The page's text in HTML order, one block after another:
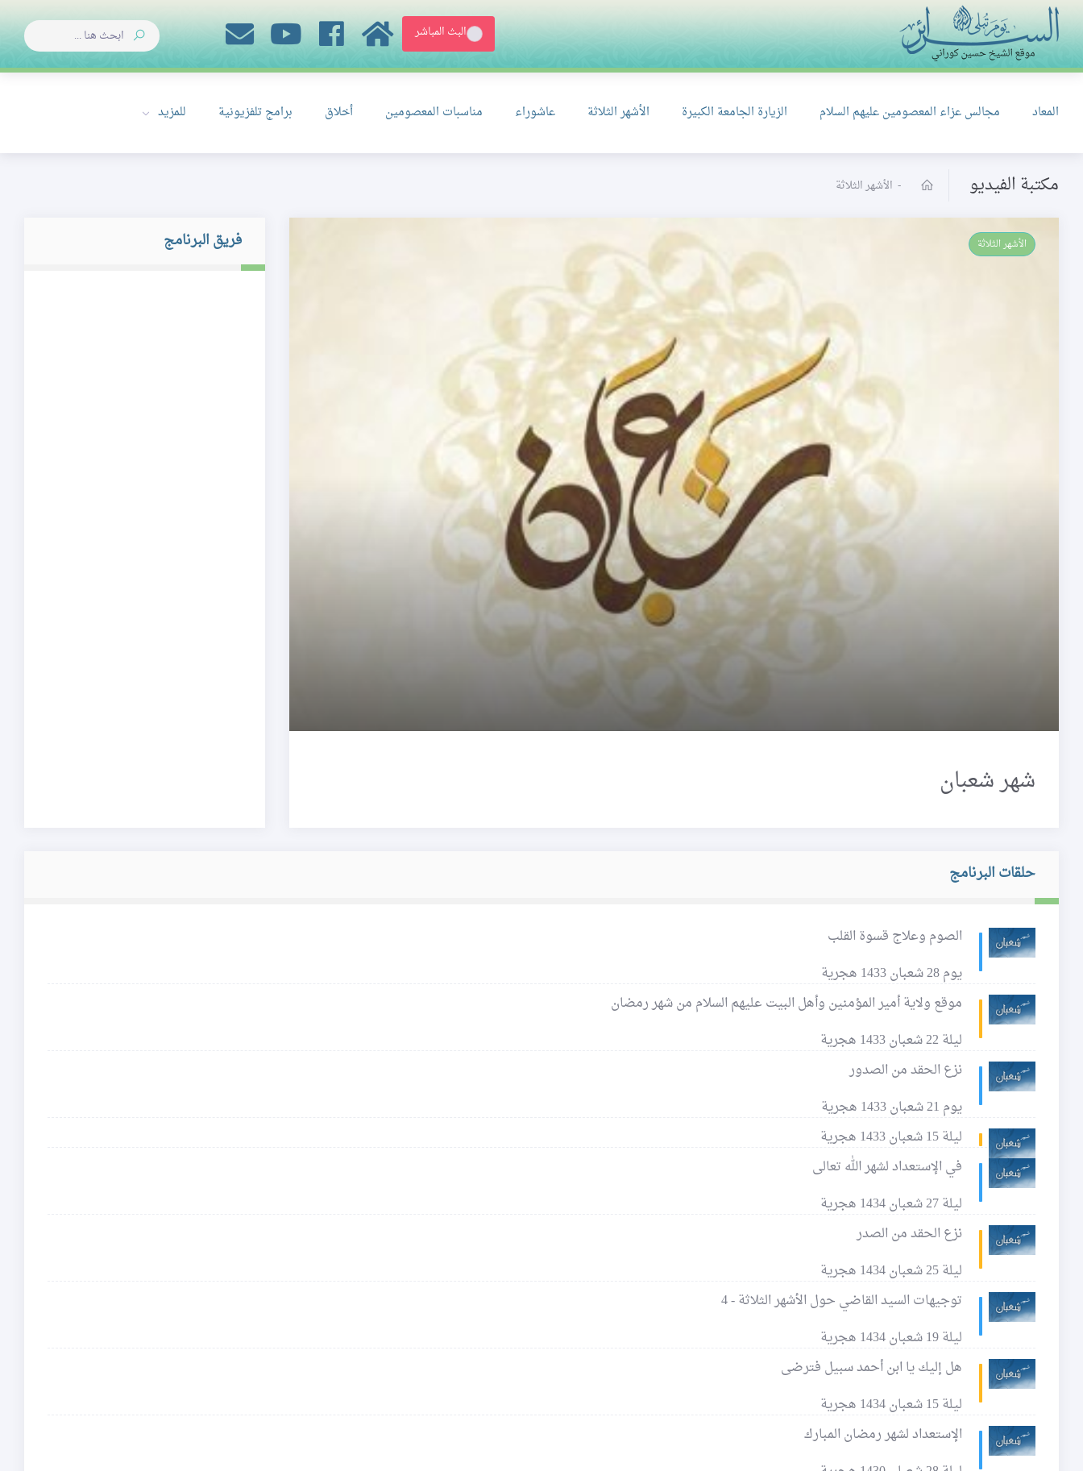
البث المباشر
المعاد مجالس عزاء المعصومين عليهم السلام الزيارة الجامعة الكبيرة الأشهر الثلاثة عاشوراء مناسبات المعصومين أخلاق برامج تلفزيونية للمزيد
مكتبة الفيديو - الأشهر الثلاثة
الأشهر الثلاثة
شهر شعبان
فريق البرنامج
حلقات البرنامج
الصوم وعلاج قسوة القلب
يوم 28 شعبان 1433 هجرية
موقع ولاية أمير المؤمنين وأهل البيت عليهم السلام من شهر رمضان
ليلة 22 شعبان 1433 هجرية
نزع الحقد من الصدور
يوم 21 شعبان 1433 هجرية
ليلة 15 شعبان 1433 هجرية
في الإستعداد لشهر الله تعالى
ليلة 27 شعبان 1434 هجرية
نزع الحقد من الصدر
ليلة 25 شعبان 1434 هجرية
توجيهات السيد القاضي حول الأشهر الثلاثة - 4
ليلة 19 شعبان 1434 هجرية
هل إليك يا ابن أحمد سبيل فترضى
ليلة 15 شعبان 1434 هجرية
الإستعداد لشهر رمضان المبارك